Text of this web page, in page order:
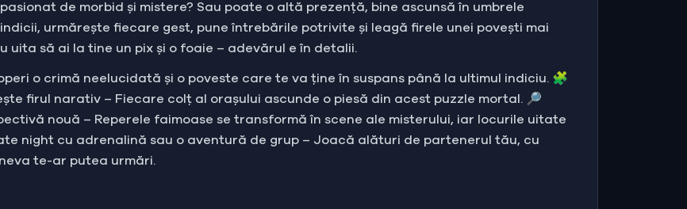
de morbid și mistere? Sau poate o altă prezență, bine ascunsă în umbrele
urmărește fiecare gest, pune întrebările potrivite și leagă firele unei povești mai
să ai la tine un pix și o foaie – adevărul e în detalii.
o crimă neelucidată și o poveste care te va ține în suspans până la ultimul indiciu. 🧩
firul narativ – Fiecare colț al orașului ascunde o piesă din acest puzzle mortal. 🔎
nouă – Reperele faimoase se transformă în scene ale misterului, iar locurile uitate
night cu adrenalină sau o aventură de grup – Joacă alături de partenerul tău, cu
te-ar putea urmări.